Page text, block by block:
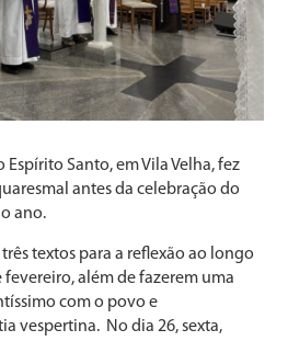
Santo, em Vila Velha, fez
antes da celebração do
ano.
textos para a reflexão ao longo
além de fazerem uma
com o povo e
vespertina. No dia 26, sexta,